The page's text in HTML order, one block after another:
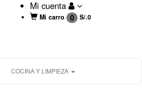
Mi cuenta
Mi carro 0 S/.0
COCINA Y LIMPIEZA